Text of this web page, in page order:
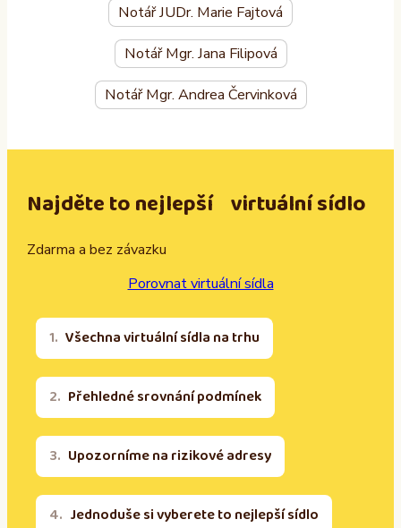
Notář JUDr. Marie Fajtová
Notář Mgr. Jana Filipová
Notář Mgr. Andrea Červinková
Najděte to nejlepší virtuální sídlo
Zdarma a bez závazku
Porovnat virtuální sídla
Všechna virtuální sídla na trhu
Přehledné srovnání podmínek
Upozorníme na rizikové adresy
Jednoduše si vyberete to nejlepší sídlo